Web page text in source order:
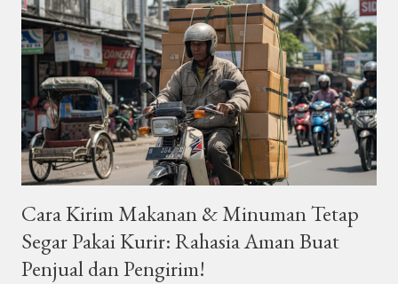
yang murah, mudah, praktis dan amanah Layanan Kurir Dalam
Kota Sidoarjo - Surabaya dan sekitarnya : | WhatsApp : 0813
2770 7780 | Pemesanan Melalui SMS atau WhatsApp: Format
dan Panduan Dalam upaya memudahkan proses pemesanan,
kami menyediakan format order melalui SMS atau WhatsApp di
nomor 081327707780. P...
Cara Kirim Makanan & Minuman Tetap
Segar Pakai Kurir: Rahasia Aman Buat
Penjual dan Pengirim!